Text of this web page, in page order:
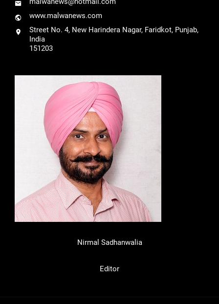
www.malwanews.com
Street No. 4, New Harindera Nagar, Faridkot, Punjab,
India
151203
Nirmal Sadhanwalia
Editor